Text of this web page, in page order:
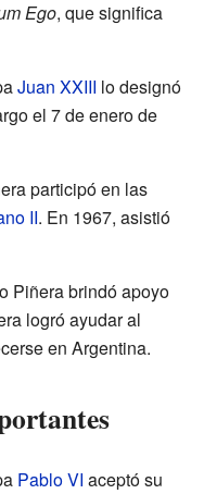
Ego, que significa
Juan XXIII lo designó
el 7 de enero de
participó en las
II. En 1967, asistió
Piñera brindó apoyo
logró ayudar al
en Argentina.
Pablo VI aceptó su